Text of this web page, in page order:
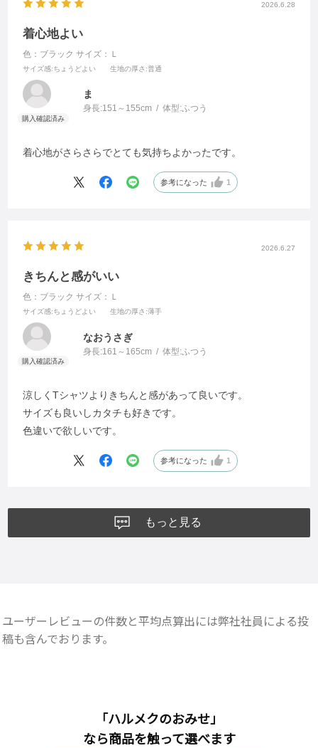
2026.6.28
着心地よい
色：ブラック サイズ：Ｌ
サイズ感:ちょうどよい 生地の厚さ :普通
ま
身長:151～155cm 体型:ふつう
着心地がさらさらでとても気持ちよかったです。
参考になった 1
2026.6.27
きちんと感がいい
色：ブラック サイズ：Ｌ
サイズ感:ちょうどよい 生地の厚さ :薄手
なおうさぎ
身長:161～165cm 体型:ふつう
涼しくTシャツよりきちんと感があって良いです。
サイズも良いしカタチも好きです。
色違いで欲しいです。
参考になった 1
もっと見る
ユーザーレビューの件数と平均点算出には弊社社員による投
稿も含んでおります。
「ハルメクのおみせ」
なら商品を触って選べます